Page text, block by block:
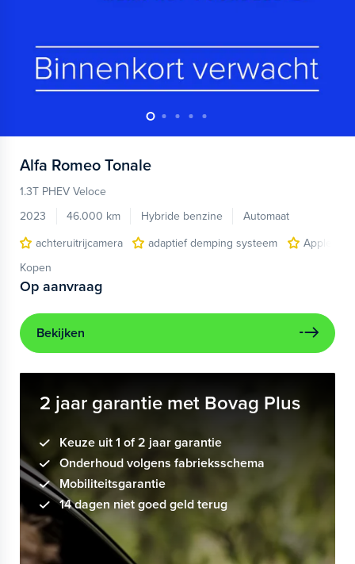
Alfa Romeo Tonale
1.3T PHEV Veloce
2023
46.000 km Hybride benzine
Automaat
achteruitrijcamera
adaptief demping systeem
Apple
Kopen
Op aanvraag
Bekijken
2 jaar garantie met Bovag Plus
Keuze uit 1 of 2 jaar garantie
Onderhoud volgens fabrieksschema
Mobiliteitsgarantie
14 dagen niet goed geld terug